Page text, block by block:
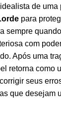
de uma
para
sempre
com
Após uma
retorna como
seus
que desejam